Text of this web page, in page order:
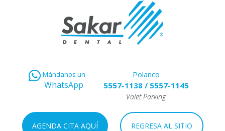
Mándanos un
WhatsApp
Polanco
5557-1138/ 5557-1145
Valet Parking
AGENDA CITA AQUÍ REGRESA AL SITIO